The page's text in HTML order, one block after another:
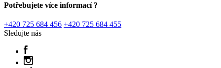
Potřebujete více informací ?
+420 725 684 456 +420 725 684 455
Sledujte nás